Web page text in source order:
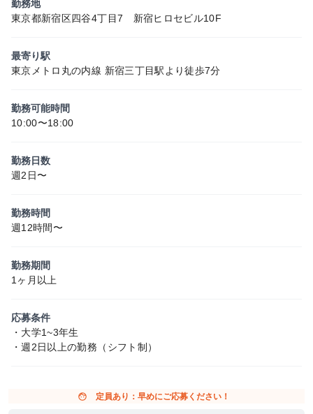
勤務地
東京都新宿区四谷4丁目7 新宿ヒロセビル10F
最寄り駅
東京メトロ丸の内線 新宿三丁目駅より徒歩7分
勤務可能時間
10:00〜18:00
勤務日数
週2日〜
勤務時間
週12時間〜
勤務期間
1ヶ月以上
応募条件
・大学1~3年生
・週2日以上の勤務（シフト制）
face 定員あり：早めにご応募ください！